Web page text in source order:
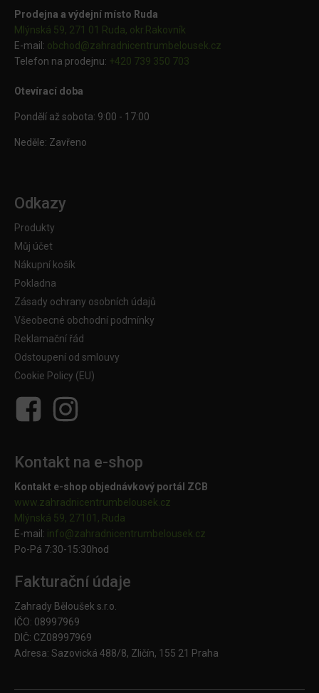
Prodejna a výdejní místo Ruda
Mlýnská 59, 271 01 Ruda, okr.Rakovník
E-mail: obchod@zahradnicentrumbelousek.cz
Telefon na prodejnu: +420 739 350 703
Otevírací doba
Pondělí až sobota: 9:00 - 17:00
Neděle: Zavřeno
Odkazy
Produkty
Můj účet
Nákupní košík
Pokladna
Zásady ochrany osobních údajů
Všeobecné obchodní podmínky
Reklamační řád
Odstoupení od smlouvy
Cookie Policy (EU)
Kontakt na e-shop
Kontakt e-shop objednávkový portál ZCB
www.zahradnicentrumbelousek.cz
Mlýnská 59, 27101, Ruda
E-mail: info@zahradnicentrumbelousek. cz
Po-Pá 7:30-15:30hod
Fakturační údaje
Zahrady Běloušek s.r.o.
IČO: 08997969
DIČ: CZ08997969
Adresa: Sazovická 488/8, Zličín, 155 21 Praha